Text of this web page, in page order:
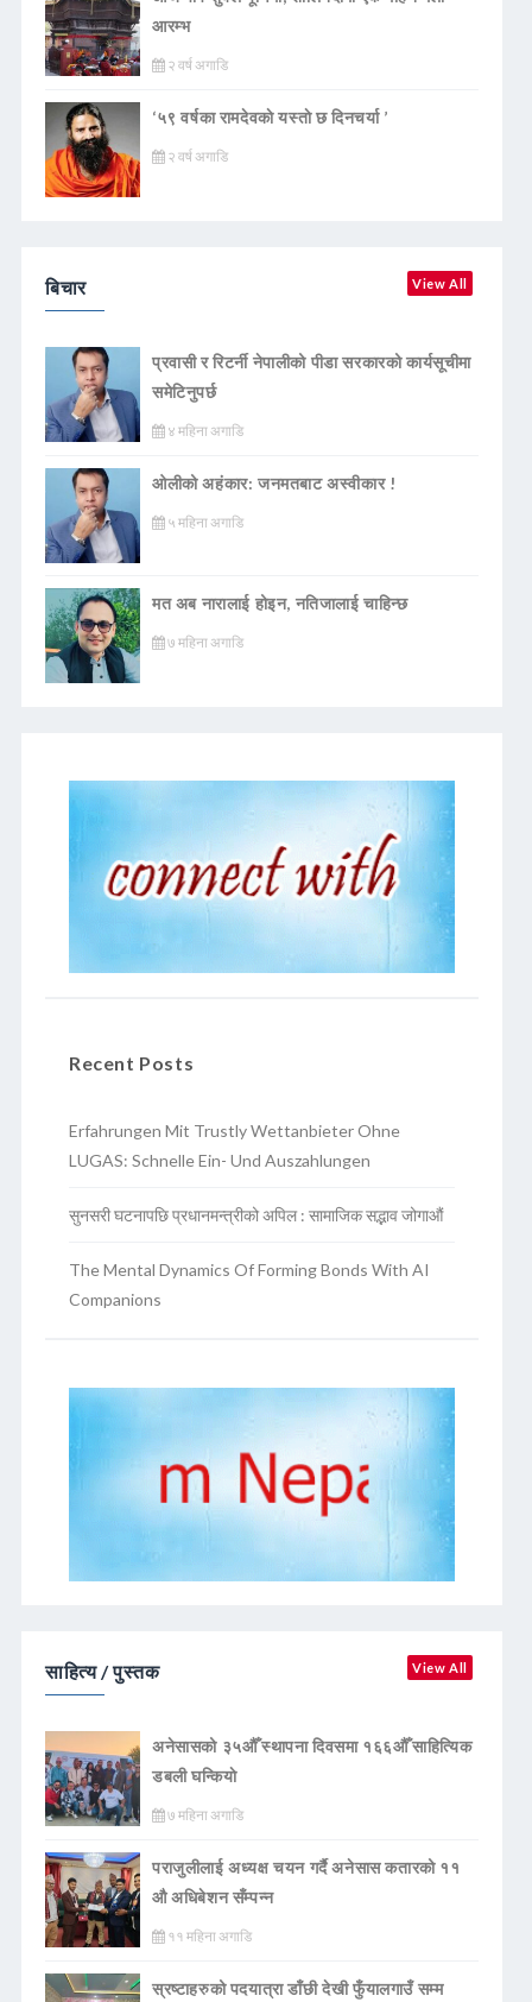
आरम्भ
२ वर्ष अगाडि
‘५९ वर्षका रामदेवकाे यस्ताे छ दिनचर्या ’
२ वर्ष अगाडि
बिचार View All
प्रवासी र रिटर्नी नेपालीको पीडा सरकारको कार्यसूचीमा
समेटिनुपर्छ
४ महिना अगाडि
ओलीको अहंकार: जनमतबाट अस्वीकार !
५ महिना अगाडि
मत अब नारालाई होइन, नतिजालाई चाहिन्छ
७ महिना अगाडि
Recent Posts
Erfahrungen Mit Trustly Wettanbieter Ohne
LUGAS: Schnelle Ein- Und Auszahlungen
सुनसरी घटनापछि प्रधानमन्त्रीको अपिल : सामाजिक सद्भाव जोगाऔं
The Mental Dynamics Of Forming Bonds With AI
Companions
साहित्य / पुस्तक View All
अनेसासको ३५औँ स्थापना दिवसमा १६६औँ साहित्यिक
डबली घन्कियाे
७ महिना अगाडि
पराजुलीलाई अध्यक्ष चयन गर्दै अनेसास कतारको ११
औ अधिबेशन सँम्पन्न
११ महिना अगाडि
स्रष्टाहरुको पदयात्रा डाँछी देखी फुँयालगाउँ सम्म